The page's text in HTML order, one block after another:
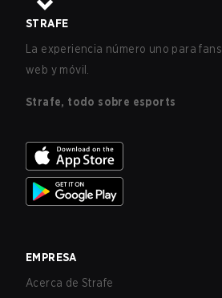
STRAFE
La experiencia número uno para
web y móvil.
Strafe, todo sobre esports
EMPRESA
Acerca de Strafe